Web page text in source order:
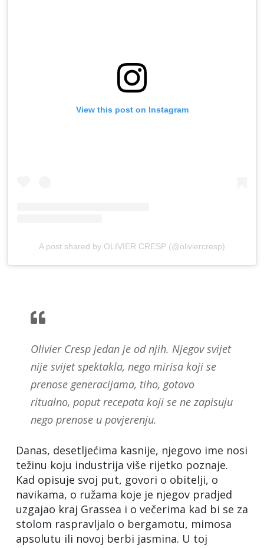
View this post on Instagram
A post shared by OLIVIER CRESP (@oliviercresp)
Olivier Cresp jedan je od njih. Njegov svijet
nije svijet spektakla, nego mirisa koji se
prenose generacijama, tiho, gotovo
ritualno, poput recepata koji se ne zapisuju
nego prenose u povjerenju.
Danas, desetljećima kasnije, njegovo ime nosi
težinu koju industrija više rijetko poznaje.
Kad opisuje svoj put, govori o obitelji, o
navikama, o ružama koje je njegov pradjed
uzgajao kraj Grassea i o večerima kad bi se za
stolom raspravljalo o bergamotu, mimosa
apsolutu ili novoj berbi jasmina. U toj